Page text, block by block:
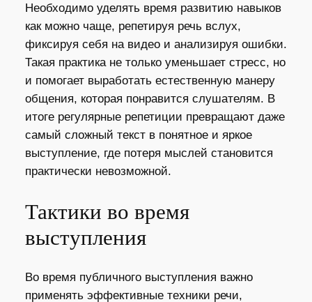
Необходимо уделять время развитию навыков
как можно чаще, репетируя речь вслух,
фиксируя себя на видео и анализируя ошибки.
Такая практика не только уменьшает стресс, но
и помогает выработать естественную манеру
общения, которая понравится слушателям. В
итоге регулярные репетиции превращают даже
самый сложный текст в понятное и яркое
выступление, где потеря мыслей становится
практически невозможной.
Тактики во время
выступления
Во время публичного выступления важно
применять эффективные техники речи,